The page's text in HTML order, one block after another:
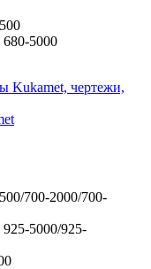
680-5000
700-2000/700-
925-5000/925-